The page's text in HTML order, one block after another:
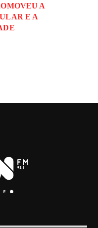
A
E A